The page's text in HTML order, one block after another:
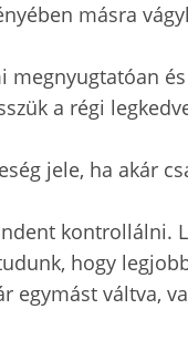
másra
a régi
jele, ha akár
kontrollálni.
hogy
váltva,